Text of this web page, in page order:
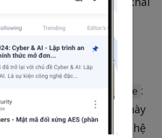
of failure tại storage :
node storage, nếu node này
crash, disk full), toàn bộ hệ